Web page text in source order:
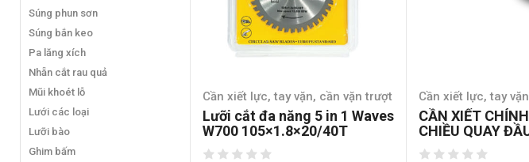
Súng phun sơn
Súng bắn keo
Pa lăng xích
Nhẵn cắt rau quả
Mũi khoét lỗ
Lưới các loại
Lưỡi bào
Ghim bấm
Cần xiết lực, tay vặn, cần vặn trượt
Lưỡi cắt đa năng 5 in 1 Waves
W700 105×1.8×20/40T
Cần xiết lực, tay
CẦN XIẾT
CHIỀU QUAY
INCH